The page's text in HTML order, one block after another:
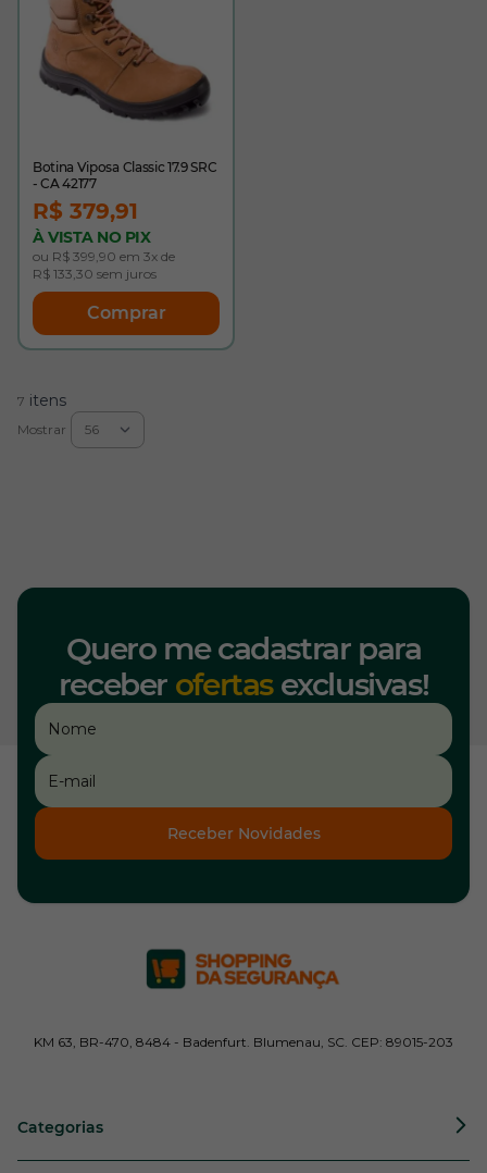
Botina Viposa Classic 17.9 SRC
- CA 42177
R$ 379,91
À VISTA NO PIX
ou R$ 399,90 em 3x de
R$ 133,30 sem juros
Comprar
7 itens
Mostrar
Quero me cadastrar para
receber ofertasexclusivas!
Receber Novidades
KM 63, BR-470, 8484 - Badenfurt. Blumenau, SC. CEP: 89015-203
Categorias